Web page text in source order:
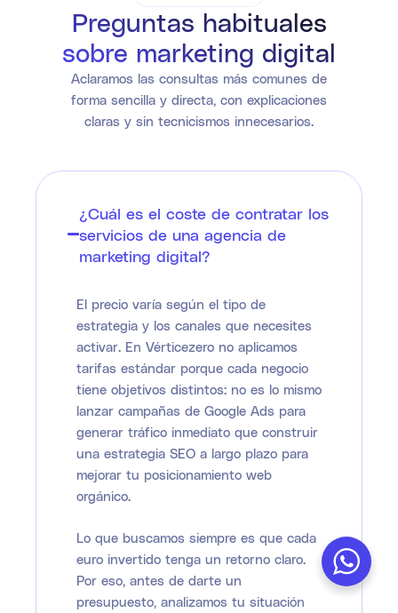
Preguntas habituales
sobre marketing digital
Aclaramos las consultas más comunes de
forma sencilla y directa, con explicaciones
claras y sin tecnicismos innecesarios.
¿Cuál es el coste de contratar los
servicios de una agencia de
marketing digital?
El precio varía según el tipo de
estrategia y los canales que necesites
activar. En Vérticezero no aplicamos
tarifas estándar porque cada negocio
tiene objetivos distintos: no es lo mismo
lanzar campañas de Google Ads para
generar tráfico inmediato que construir
una estrategia SEO a largo plazo para
mejorar tu posicionamiento web
orgánico.
Lo que buscamos siempre es que cada
euro invertido tenga un retorno claro.
Por eso, antes de darte un
presupuesto, analizamos tu situación